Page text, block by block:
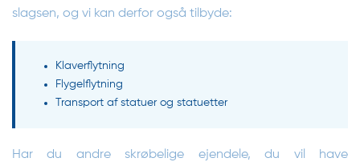
slagsen, og vi kan derfor også tilbyde:
Klaverflytning
Flygelflytning
Transport af statuer og statuetter
Har du andre skrøbelige ejendele, du vil have